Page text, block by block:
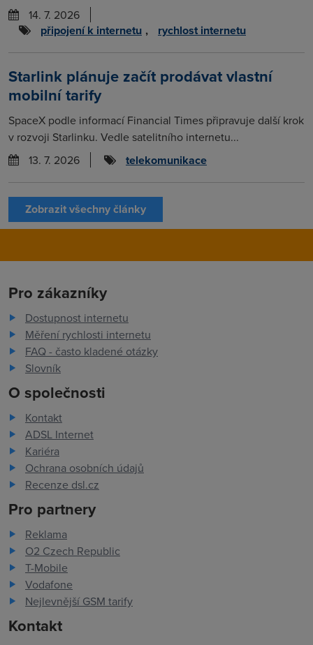
14. 7. 2026
připojení k internetu , rychlost internetu
Starlink plánuje začít prodávat vlastní
mobilní tarify
SpaceX podle informací Financial Times připravuje další krok
v rozvoji Starlinku. Vedle satelitního internetu...
13. 7. 2026
telekomunikace
Zobrazit všechny články
Pro zákazníky
Dostupnost internetu
Měření rychlosti internetu
FAQ - často kladené otázky
Slovník
O společnosti
Kontakt
ADSL Internet
Kariéra
Ochrana osobních údajů
Recenze dsl.cz
Pro partnery
Reklama
O2 Czech Republic
T-Mobile
Vodafone
Nejlevnější GSM tarify
Kontakt